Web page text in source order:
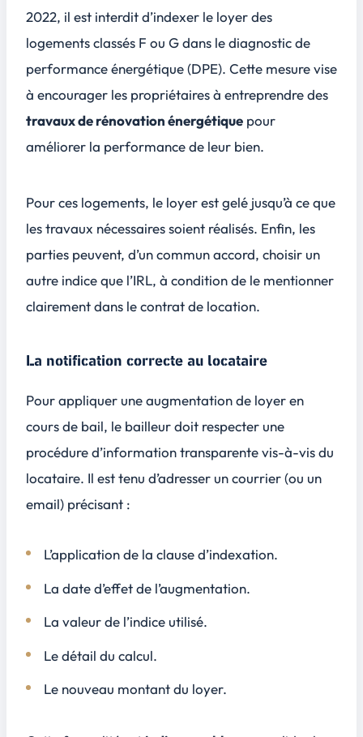
2022, il est interdit d’indexer le loyer des
logements classés F ou G dans lediagnostic de
performance énergétique (DPE). Cette mesure vise
à encourager les propriétaires à entreprendre des
travaux de rénovation énergétique pour
améliorer la performance de leur bien.
Pour ces logements, le loyer est gelé jusqu’à ce que
les travaux nécessaires soient réalisés. Enfin, les
parties peuvent, d’un commun accord, choisir un
autre indice que l’IRL, à condition de le mentionner
clairement dans le contrat de location.
La notification correcte au locataire
Pour appliquer une augmentation de loyer en
cours de bail, le bailleur doit respecter une
procédure d’information transparente vis-à-vis du
locataire. Il est tenu d’adresser un courrier (ou un
email) précisant :
L’application de la clause d’indexation.
La date d’effet de l’augmentation.
La valeur de l’indice utilisé.
Le détail du calcul.
Le nouveau montant du loyer.